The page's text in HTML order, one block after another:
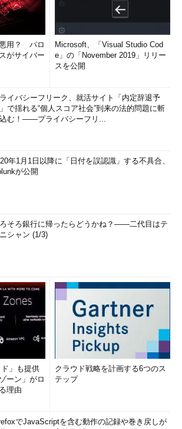
用？ パロ
がサイバー
Microsoft、「Visual Studio Cod
e」の「November 2019」リリー
スを公開
イバシーフリーク、就活サイト「内定辞退予
で揺れる“個人スコア社会”到来の法的問題に斬
む！――プライバシーフリ...
年1月1日以降に「日付を誤認識」する不具合、
が公開
そろ銀行に帰ったらどうかね？――二代目はテ
シャン (1/3)
」も提供
ーン」がロ
理由
クラウド戦略を計画する6つのス
テップ
でJavaScriptを含む動作の記録や巻き戻しが